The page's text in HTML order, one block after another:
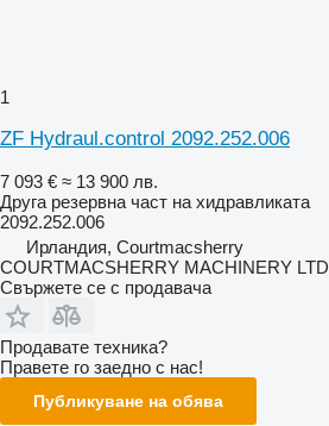
1
ZF Hydraul.control 2092.252.006
7 093 € ≈ 13 900 лв.
Друга резервна част на хидравликата
2092.252.006
Ирландия, Courtmacsherry
COURTMACSHERRY MACHINERY LTD
Свържете се с продавача
Продавате техника?
Правете го заедно с нас!
Публикуване на обява